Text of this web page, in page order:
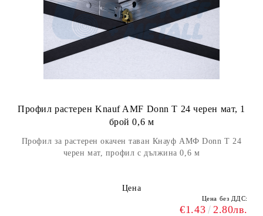
Профил растерен Knauf AMF Donn Т 24 черен мат, 1
брой 0,6 м
Профил за растерен окачен таван Кнауф АМФ Donn Т 24
черен мат, профил с дължина 0,6 м
Цена
Цена без ДДС:
€1.43 2.80лв.